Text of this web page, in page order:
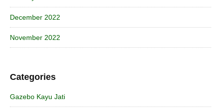
December 2022
November 2022
Categories
Gazebo Kayu Jati